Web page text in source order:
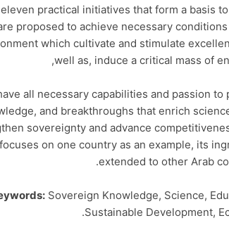
practical initiatives that form a basis
proposed to achieve necessary
which cultivate and stimulate
well as, induce a critical mass of
all necessary capabilities and passion
and breakthroughs that enrich
sovereignty and advance
on one country as an example, its
extended to other Arab
Sovereign Knowledge, Science,
Sustainable Development,